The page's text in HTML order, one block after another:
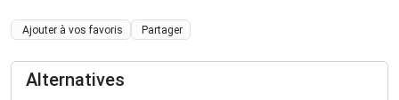
Ajouter à vos favoris Partager
Alternatives